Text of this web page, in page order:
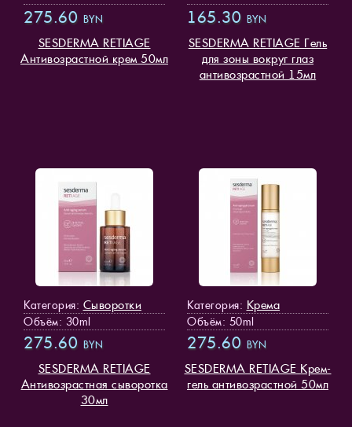
275.60 BYN
SESDERMA RETIAGE
Антивозрастной крем 50мл
165.30 BYN
SESDERMA RETIAGE Гель
для зоны вокруг глаз
антивозрастной 15мл
Категория: Сыворотки
Объём: 30ml
275.60 BYN
SESDERMA RETIAGE
Антивозрастная сыворотка
30мл
Категория: Крема
Объём: 50ml
275.60 BYN
SESDERMA RETIAGE Крем-
гель антивозрастной 50мл